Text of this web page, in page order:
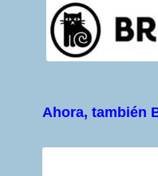
Ahora, también